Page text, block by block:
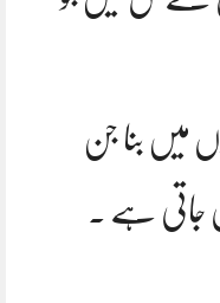
میں بنا جن
ہے ۔